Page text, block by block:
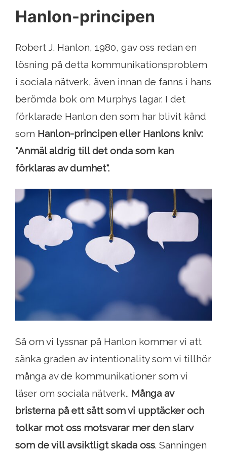
Hanlon-principen
Robert J. Hanlon, 1980, gav oss redan en
lösning på detta kommunikationsproblem
i sociala nätverk, även innan de fanns i hans
berömda bok om Murphys lagar. I det
förklarade Hanlon den som har blivit känd
som Hanlon-principen eller Hanlons kniv:
"Anmäl aldrig till det onda som kan
förklaras av dumhet".
Så om vi lyssnar på Hanlon kommer vi att
sänka graden av intentionality som vi tillhör
många av de kommunikationer som vi
läser om sociala nätverk.. Många av
bristerna på ett sätt som vi upptäcker och
tolkar mot oss motsvarar mer den slarv
som de vill avsiktligt skada oss. Sanningen